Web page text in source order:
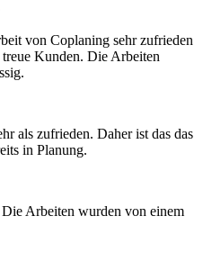
von Coplaning sehr zufrieden
Kunden. Die Arbeiten
als zufrieden. Daher ist das das
in Planung.
Arbeiten wurden von einem